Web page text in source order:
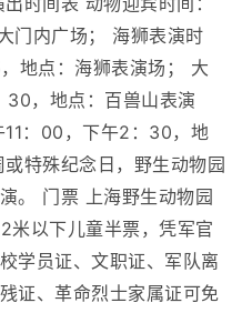
门内广场； 海狮表演时
地点：海狮表演场； 大
30，地点：百兽山表演
：00，下午2：30，地
特殊纪念日，野生动物园
。 门票 上海野生动物园
米以下儿童半票，凭军官
学员证、文职证、军队离
证、革命烈士家属证可免